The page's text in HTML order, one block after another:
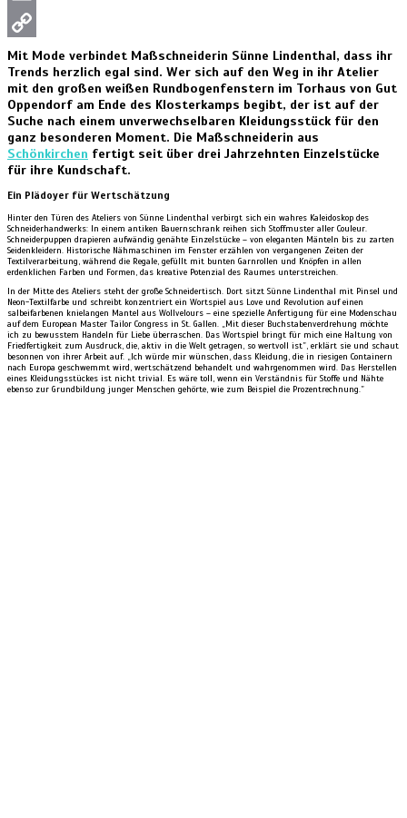
Email
Copy
Mit Mode verbindet Maßschneiderin Sünne Lindenthal, dass ihr
Trends herzlich egal sind. Wer sich auf den Weg in ihr Atelier
mit den großen weißen Rundbogenfenstern im Torhaus von Gut
Oppendorf am Ende des Klosterkamps begibt, der ist auf der
Suche nach einem unverwechselbaren Kleidungsstück für den
ganz besonderen Moment. Die Maßschneiderin aus
Schönkirchen fertigt seit über drei Jahrzehnten Einzelstücke
für ihre Kundschaft.
Ein Plädoyer für Wertschätzung
Hinter den Türen des Ateliers von Sünne Lindenthal verbirgt sich ein wahres Kaleidoskop des
Schneiderhandwerks: In einem antiken Bauernschrank reihen sich Stoffmuster aller Couleur.
Schneiderpuppen drapieren aufwändig genähte Einzelstücke – von eleganten Mänteln bis zu zarten
Seidenkleidern. Historische Nähmaschinen im Fenster erzählen von vergangenen Zeiten der
Textilverarbeitung, während die Regale, gefüllt mit bunten Garnrollen und Knöpfen in allen
erdenklichen Farben und Formen, das kreative Potenzial des Raumes unterstreichen.
In der Mitte des Ateliers steht der große Schneidertisch. Dort sitzt Sünne Lindenthal mit Pinsel und
Neon-Textilfarbe und schreibt konzentriert ein Wortspiel aus Love und Revolution auf einen
salbeifarbenen knielangen Mantel aus Wollvelours – eine spezielle Anfertigung für eine Modenschau
auf dem European Master Tailor Congress in St. Gallen. „Mit dieser Buchstabenverdrehung möchte
ich zu bewusstem Handeln für Liebe überraschen. Das Wortspiel bringt für mich eine Haltung von
Friedfertigkeit zum Ausdruck, die, aktiv in die Welt getragen, so wertvoll ist”, erklärt sie und schaut
besonnen von ihrer Arbeit auf. „Ich würde mir wünschen, dass Kleidung, die in riesigen Containern
nach Europa geschwemmt wird, wertschätzend behandelt und wahrgenommen wird. Das Herstellen
eines Kleidungsstückes ist nicht trivial. Es wäre toll, wenn ein Verständnis für Stoffe und Nähte
ebenso zur Grundbildung junger Menschen gehörte, wie zum Beispiel die Prozentrechnung.”